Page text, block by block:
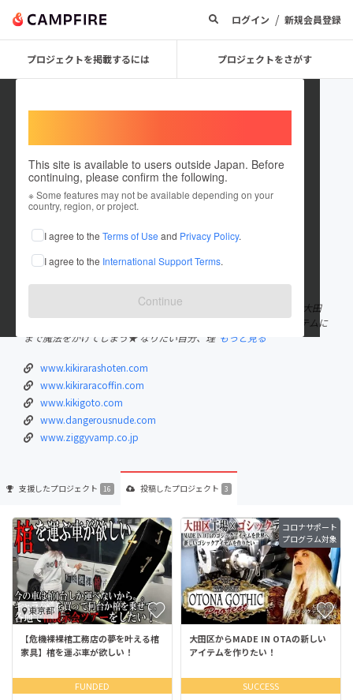
ログイン / 新規会員登録
プロジェクトを掲載するには プロジェクトをさがす
This site is available to users outside Japan. Before
continuing, please confirm the following.
※ Some features may not be available depending on your
country, region, or project.
I agree to the Terms of Use and Privacy Policy.
I agree to the International Support Terms.
Continue
kiki goto
これまでに16回支援して3件のプロジェクトを投稿しています
在住国：日本 現在地：東京都
出身国：日本 出身地：東京都
東京都品川区 八潮出身 大田区 東京都立羽田高校 美術科卒業 大田
区代表ゴシッククデザイナー 後藤きき 日常、誰でも使うアイテムに
まで魔法をかけてしまう★ なりたい自分、理 もっと見る
www.kikirarashoten.com
www.kikiraracoffin.com
www.kikigoto.com
www.dangerousnude.com
www.ziggyvamp.co.jp
支援したプロジェクト 16 投稿したプロジェクト 3
東京都
【危機裸裸棺工務店の夢を叶える棺
家具】棺を運ぶ車が欲しい！
FUNDED
コロナサポート
プログラム対象
大田区からMADE IN OTAの新しい
アイテムを作りたい！
SUCCESS